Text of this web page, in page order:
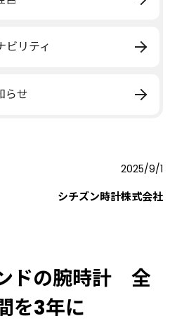
ビリティ
らせ
2025/9/1
シチズン時計株式会社
ドの腕時計 全
を3年に